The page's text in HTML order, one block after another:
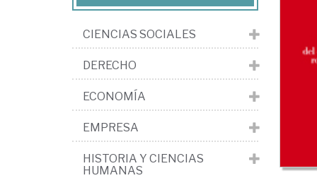
CIENCIAS SOCIALES
DERECHO
ECONOMÍA
EMPRESA
HISTORIA Y CIENCIAS
HUMANAS